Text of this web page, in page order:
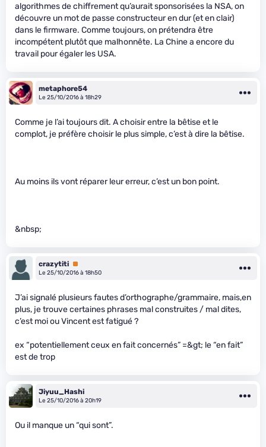
algorithmes de chiffrement qu’aurait sponsorisées la NSA, on
découvre un mot de passe constructeur en dur (et en clair)
dans le firmware. Comme toujours, on prétendra être
incompétent plutôt que malhonnête. La Chine a encore du
travail pour égaler les USA.
metaphore54
Le 25/10/2016 à 18h29
Comme je l’ai toujours dit. A choisir entre la bêtise et le
complot, je préfère choisir le plus simple, c’est à dire la bêtise.
Au moins ils vont réparer leur erreur, c’est un bon point.
&nbsp;
crazytiti Premium
Le 25/10/2016 à 18h50
J’ai signalé plusieurs fautes d’orthographe/grammaire, mais,en
plus, je trouve certaines phrases mal construites / mal dites,
c’est moi ou Vincent est fatigué ?
ex “potentiellement ceux en fait concernés” =&gt; le “en fait”
est de trop
Jiyuu_Hashi
Le 25/10/2016 à 20h19
Ou il manque un “qui sont”.